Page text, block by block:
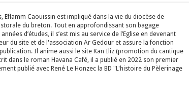
Eflamm Caouissin est impliqué dans la vie du diocèse de
du breton. Tout en approfondissant son bagage
d’études, il s’est mis au service de l’Eglise en devenant
du site et de l'association Ar Gedour et assure la fonction
Il anime aussi le site Kan Iliz (promotion du cantique
dans le roman Havana Café, il a publié en 2022 son premier
publié avec René Le Honzec la BD "L'histoire du Pèlerinage